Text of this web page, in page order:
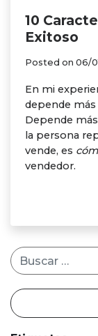
10
Exitoso
Posted on 06/
En mi
depende
Depende
la persona
vende, es
vendedor.
Buscar